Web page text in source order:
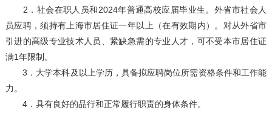
2．社会在职人员和2024年普通高校应届毕业生。外省市社会人
员应聘，须持有上海市居住证一年以上（在有效期内）。对从外省市
引进的高级专业技术人员、紧缺急需的专业人才，可不受本市居住证
满1年限制。
3．大学本科及以上学历，具备拟应聘岗位所需资格条件和工作能
力。
4．具有良好的品行和正常履行职责的身体条件。